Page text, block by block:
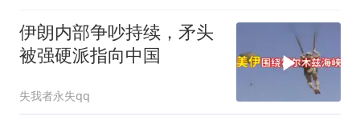
伊朗内部争吵持续，矛头
被强硬派指向中国
失我者永失qq